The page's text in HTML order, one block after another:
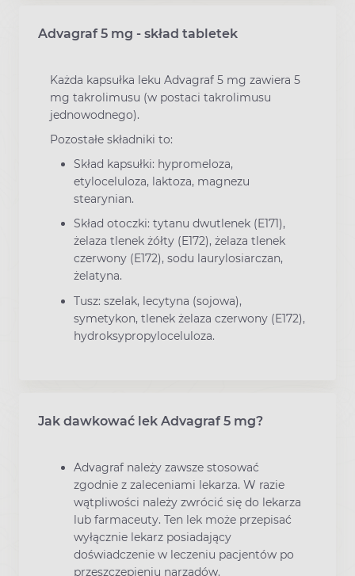
Advagraf 5 mg - skład tabletek
Każda kapsułka leku Advagraf 5 mg zawiera 5
mg takrolimusu (w postaci takrolimusu
jednowodnego).
Pozostałe składniki to:
Skład kapsułki: hypromeloza,
etyloceluloza, laktoza, magnezu
stearynian.
Skład otoczki: tytanu dwutlenek (E171),
żelaza tlenek żółty (E172), żelaza tlenek
czerwony (E172), sodu laurylosiarczan,
żelatyna.
Tusz: szelak, lecytyna (sojowa),
symetykon, tlenek żelaza czerwony (E172),
hydroksypropyloceluloza.
Jak dawkować lek Advagraf 5 mg?
Advagraf należy zawsze stosować
zgodnie z zaleceniami lekarza. W razie
wątpliwości należy zwrócić się do lekarza
lub farmaceuty. Ten lek może przepisać
wyłącznie lekarz posiadający
doświadczenie w leczeniu pacjentów po
przeszczepieniu narządów.